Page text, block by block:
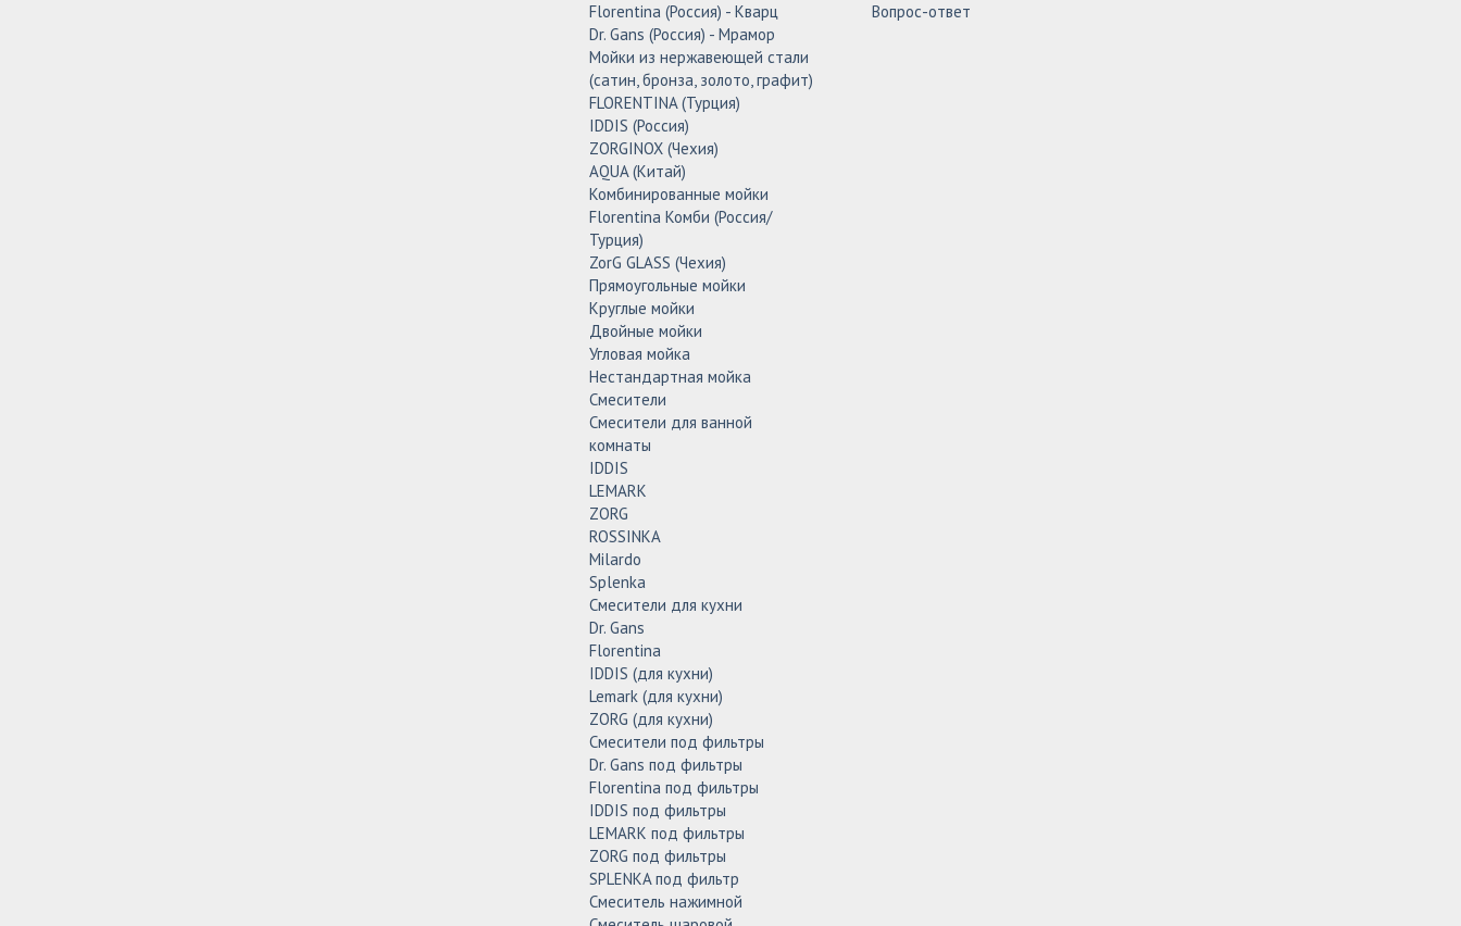
Florentina (Россия) - Кварц
Dr. Gans (Россия) - Мрамор
Мойки из нержавеющей стали
(сатин, бронза, золото, графит)
FLORENTINA (Турция)
IDDIS (Россия)
ZORGINOX (Чехия)
AQUA (Китай)
Комбинированные мойки
Florentina Комби (Россия/
Турция)
ZorG GLASS (Чехия)
Прямоугольные мойки
Круглые мойки
Двойные мойки
Угловая мойка
Нестандартная мойка
Смесители
Смесители для ванной
комнаты
IDDIS
LEMARK
ZORG
ROSSINKA
Milardo
Splenka
Смесители для кухни
Dr. Gans
Florentina
IDDIS (для кухни)
Lemark (для кухни)
ZORG (для кухни)
Смесители под фильтры
Dr. Gans под фильтры
Florentina под фильтры
IDDIS под фильтры
LEMARK под фильтры
ZORG под фильтры
SPLENKA под фильтр
Смеситель нажимной
Вопрос-ответ